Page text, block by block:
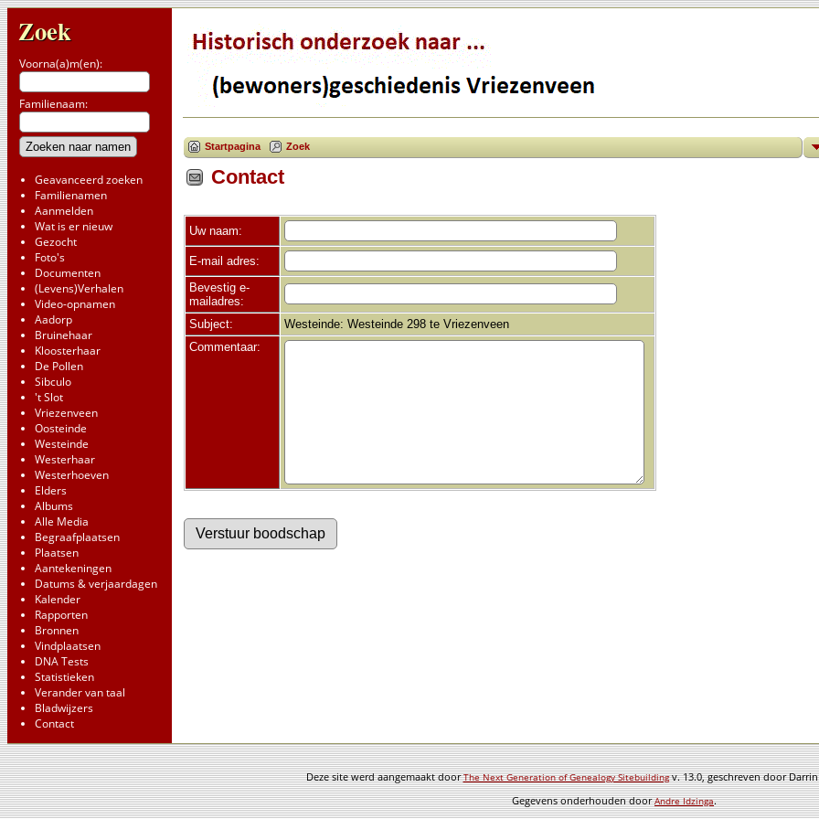
Zoek
Voorna(a)m(en):
Familienaam:
Geavanceerd zoeken
Familienamen
Aanmelden
Wat is er nieuw
Gezocht
Foto's
Documenten
(Levens)Verhalen
Video-opnamen
Aadorp
Bruinehaar
Kloosterhaar
De Pollen
Sibculo
't Slot
Vriezenveen
Oosteinde
Westeinde
Westerhaar
Westerhoeven
Elders
Albums
Alle Media
Begraafplaatsen
Plaatsen
Aantekeningen
Datums & verjaardagen
Kalender
Rapporten
Bronnen
Vindplaatsen
DNA Tests
Statistieken
Verander van taal
Bladwijzers
Contact
Startpagina Zoek
Contact
Uw naam:
E-mail adres:
Bevestig e-
mailadres:
Subject:
Westeinde: Westeinde 298 te Vriezenveen
Commentaar:
Deze site werd aangemaakt doorThe Next Generation of Genealogy Sitebuildingv. 13.0, geschreven door
Gegevens onderhouden doorAndre Idzinga.